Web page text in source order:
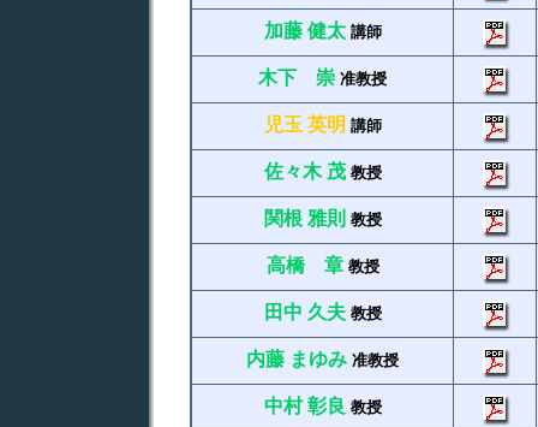
加藤 健太 講師
木下 崇 准教授
児玉 英明 講師
佐々木 茂 教授
関根 雅則 教授
高橋 章 教授
田中 久夫 教授
内藤 まゆみ 准教授
中村 彰良 教授